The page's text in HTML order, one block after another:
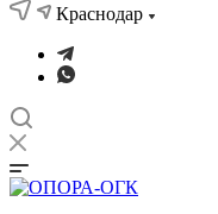
Краснодар